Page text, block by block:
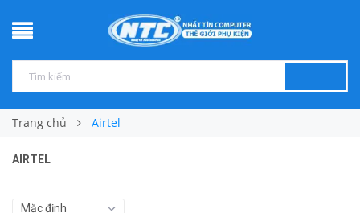
Trang chủ Airtel
AIRTEL